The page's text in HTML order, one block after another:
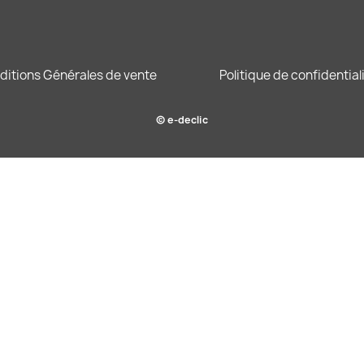
Générales de vente Politique de
© e-declic